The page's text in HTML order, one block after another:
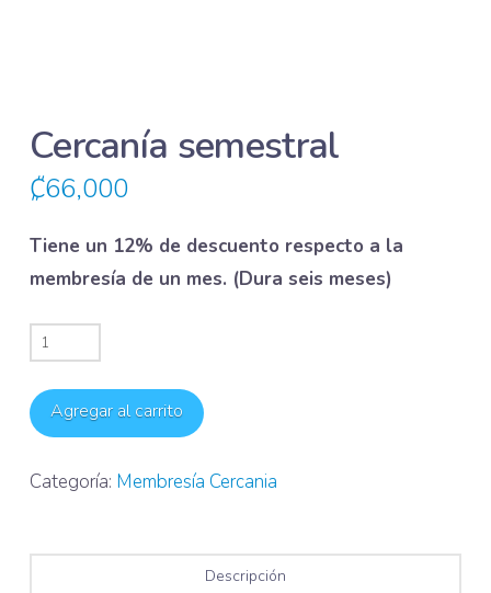
Cercanía semestral
₡66,000
Tiene un 12% de descuento respecto a la
membresía de un mes. (Dura seis meses)
Cercanía
cantidad
Agregar al carrito
Categoría: Membresía Cercania
Descripción